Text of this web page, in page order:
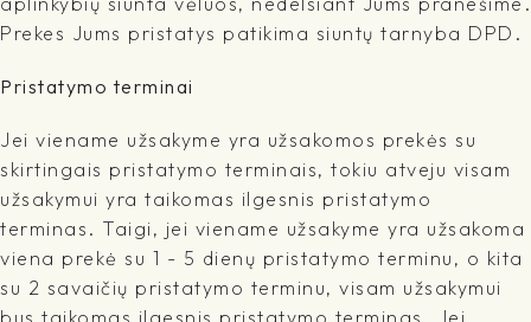
Prekes Jums pristatys patikima siuntų tarnyba DPD.
Pristatymo terminai
Jei viename užsakyme yra užsakomos prekės su
skirtingais pristatymo terminais, tokiu atveju visam
užsakymui yra taikomas ilgesnis pristatymo
terminas. Taigi, jei viename užsakyme yra užsakoma
viena prekė su 1 - 5 dienų pristatymo terminu, o kita
su 2 savaičių pristatymo terminu, visam užsakymui